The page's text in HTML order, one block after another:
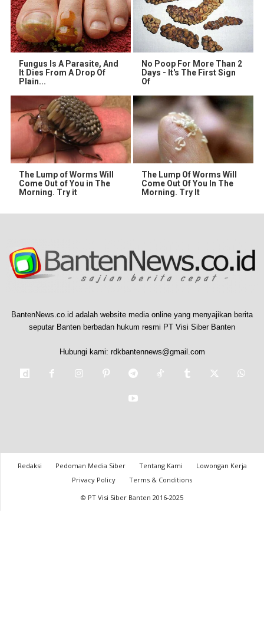
Fungus Is A Parasite, And
It Dies From A Drop Of
Plain...
No Poop For More Than 2
Days - It's The First Sign
Of
The Lump of Worms Will
Come Out of You in The
Morning. Try it
The Lump Of Worms Will
Come Out Of You In The
Morning. Try It
BantenNews.co.id adalah website media online yang menyajikan berita
seputar Banten berbadan hukum resmi PT Visi Siber Banten
Hubungi kami: rdkbantennews@gmail.com
Redaksi Pedoman Media Siber Tentang Kami
Lowongan Kerja
Privacy Policy
Terms & Conditions
© PT Visi Siber Banten 2016-2025